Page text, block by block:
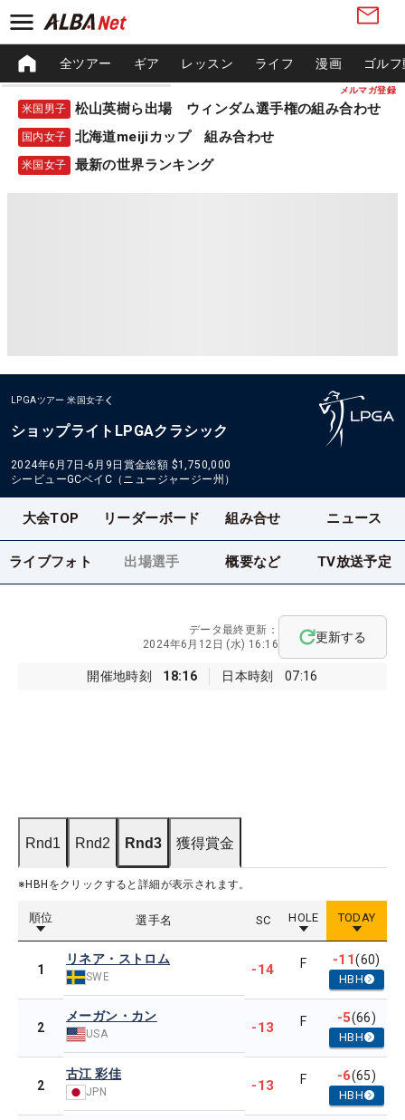
メルマガ登録
全ツアー ギア レッスン ライフ 漫画 ゴル
米国男子 松山英樹ら出場 ウィンダム選手権の組み合わせ
国内女子 北海道meijiカップ 組み合わせ
米国女子 最新の世界ランキング
LPGAツアー 米国女子
ショップライトLPGAクラシック
2024年6月7日-6月9日 賞金総額 $1,750,000
シービューGCベイC（ニュージャージー州）
大会TOP リーダーボード 組み合せ ニュース
ライブフォト 出場選手 概要など TV放送予定
開催地時刻 18:16 日本時刻 07:16
データ最終更新：
2024年6月12日 (水) 16:16
更新する
Rnd1 Rnd2 Rnd3 獲得賞金
※HBHをクリックすると詳細が表示されます。
順位 選手名 SC HOLE TODAY
1
リネア・ストロム
SWE -14 F -11(60)
HBH
2
メーガン・カン
USA -13 F -5(66)
HBH
2
古江 彩佳
JPN -13 F -6(65)
HBH